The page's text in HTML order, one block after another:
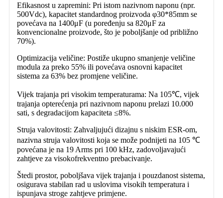
Efikasnost u zapremini: Pri istom nazivnom naponu (npr.
500Vdc), kapacitet standardnog proizvoda φ30*85mm se
povećava na 1400μF (u poređenju sa 820μF za
konvencionalne proizvode, što je poboljšanje od približno
70%).
Optimizacija veličine: Postiže ukupno smanjenje veličine
modula za preko 55% ili povećava osnovni kapacitet
sistema za 63% bez promjene veličine.
Vijek trajanja pri visokim temperaturama: Na 105℃, vijek
trajanja opterećenja pri nazivnom naponu prelazi 10.000
sati, s degradacijom kapaciteta ≤8%.
Struja valovitosti: Zahvaljujući dizajnu s niskim ESR-om,
nazivna struja valovitosti koja se može podnijeti na 105 ℃
povećana je na 19 Arms pri 100 kHz, zadovoljavajući
zahtjeve za visokofrekventno prebacivanje.
Štedi prostor, poboljšava vijek trajanja i pouzdanost sistema,
osigurava stabilan rad u uslovima visokih temperatura i
ispunjava stroge zahtjeve primjene.